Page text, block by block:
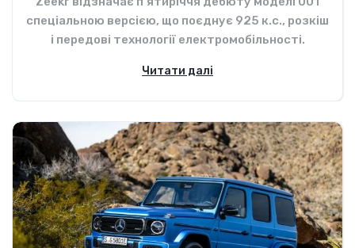
спеціальною версією, що поєднує 925 к.с., розкіш
і передові технології електромобільності.
Читати далі